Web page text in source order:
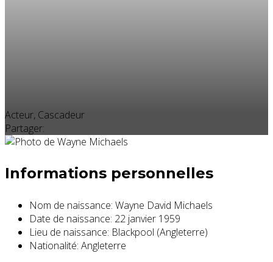
Acteur, Cascadeur
Partager:
Informations personnelles
Nom de naissance: Wayne David Michaels
Date de naissance: 22 janvier 1959
Lieu de naissance: Blackpool (Angleterre)
Nationalité: Angleterre